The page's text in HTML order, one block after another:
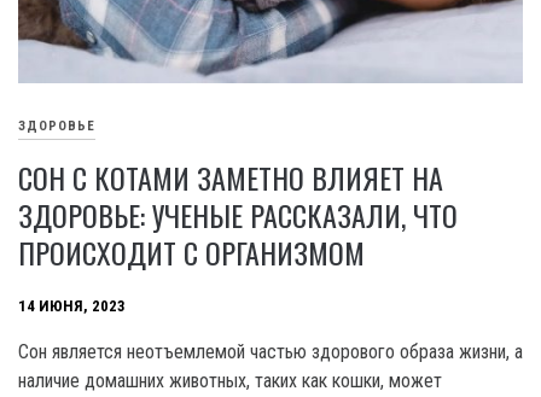
ЗДОРОВЬЕ
СОН С КОТАМИ ЗАМЕТНО ВЛИЯЕТ НА
ЗДОРОВЬЕ: УЧЕНЫЕ РАССКАЗАЛИ, ЧТО
ПРОИСХОДИТ С ОРГАНИЗМОМ
14 ИЮНЯ, 2023
Сон является неотъемлемой частью здорового образа жизни, а
наличие домашних животных, таких как кошки, может